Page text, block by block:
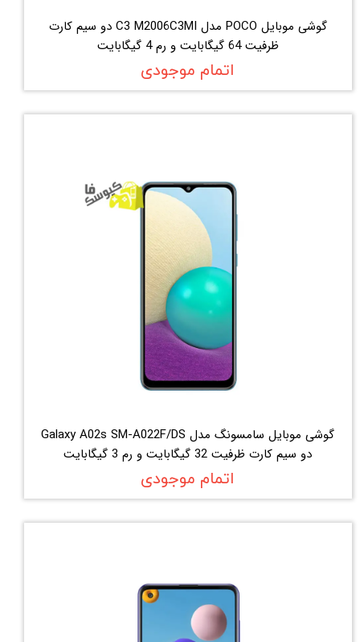
گوشی موبایل POCO مدل C3 M2006C3MI دو سیم‌ کارت
ظرفیت 64 گیگابایت و رم 4 گیگابایت
اتمام موجودی
گوشی موبایل سامسونگ مدل Galaxy A02s SM-A022F/DS
دو سیم کارت ظرفیت 32 گیگابایت و رم 3 گیگابایت
اتمام موجودی